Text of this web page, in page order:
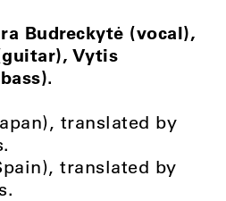
Budreckytė (vocal),
Vytis
translated by
translated by